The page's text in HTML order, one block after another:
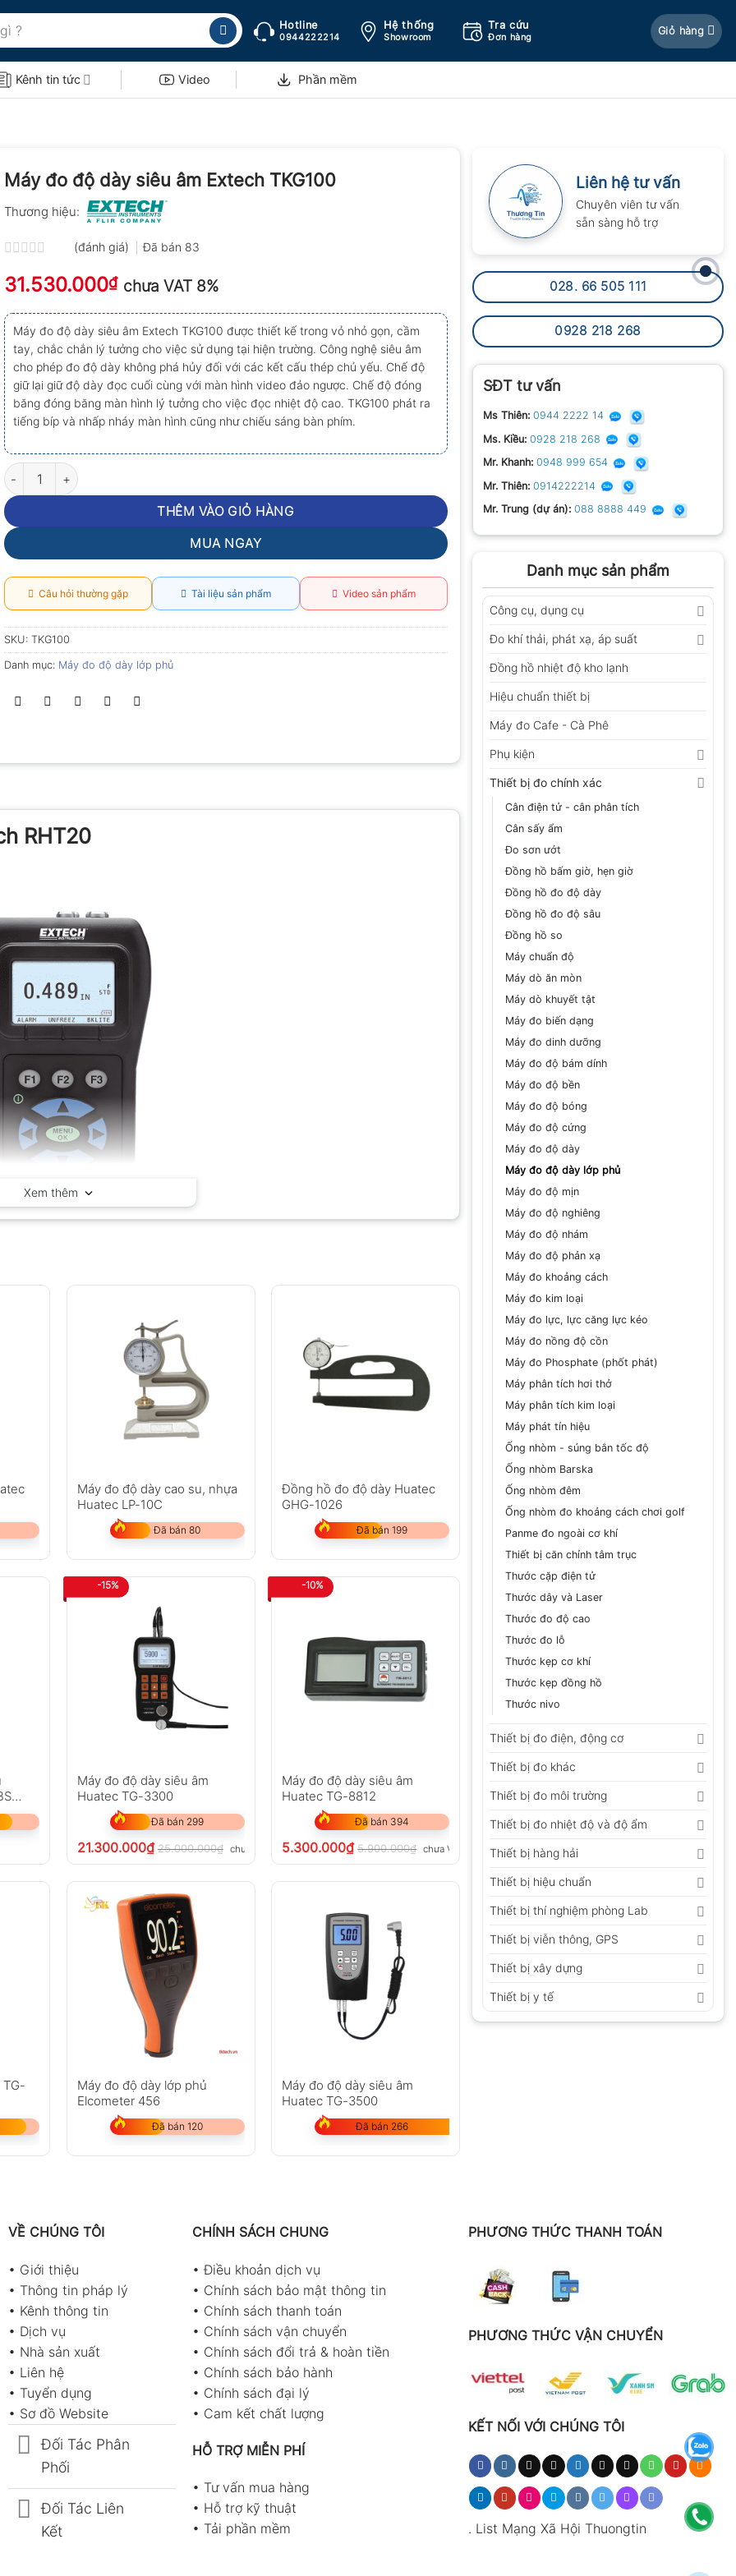
Hotline
0944222214
Hệ thống
Showroom
Tra cứu
Đơn hàng
Giỏ hàng
Kênh tin tức Video Phần mềm
Liên hệ tư vấn
Chuyên viên tư vấn
sẵn sàng hỗ trợ
028. 66 505 111
0928 218 268
SĐT tư vấn
Ms Thiên: 0944 2222 14
Ms. Kiều: 0928 218 268
Mr. Khanh: 0948 999 654
Mr. Thiên: 0914222214
Mr. Trung (dự án): 088 8888 449
Danh mục sản phẩm
Công cụ, dụng cụ
Đo khí thải, phát xạ, áp suất
Đồng hồ nhiệt độ kho lạnh
Hiệu chuẩn thiết bị
Máy đo Cafe - Cà Phê
Phụ kiện
Thiết bị đo chính xác
Cân điện tử - cân phân tích
Cân sấy ẩm
Đo sơn ướt
Đồng hồ bấm giờ, hẹn giờ
Đồng hồ đo độ dày
Đồng hồ đo độ sâu
Đồng hồ so
Máy chuẩn độ
Máy dò ăn mòn
Máy dò khuyết tật
Máy đo biến dạng
Máy đo dinh dưỡng
Máy đo độ bám dính
Máy đo độ bền
Máy đo độ bóng
Máy đo độ cứng
Máy đo độ dày
Máy đo độ dày lớp phủ
Máy đo độ mịn
Máy đo độ nghiêng
Máy đo độ nhám
Máy đo độ phản xạ
Máy đo khoảng cách
Máy đo kim loại
Máy đo lực, lực căng lực kéo
Máy đo nồng độ cồn
Máy đo Phosphate (phốt phát)
Máy phân tích hơi thở
Máy phân tích kim loại
Máy phát tín hiệu
Ống nhòm - súng bắn tốc độ
Ống nhòm Barska
Ống nhòm đêm
Ống nhòm đo khoảng cách chơi golf
Panme đo ngoài cơ khí
Thiết bị căn chỉnh tâm trục
Thước cặp điện tử
Thước dây và Laser
Thước đo độ cao
Thước đo lỗ
Thước kẹp cơ khí
Thước kẹp đồng hồ
Thước nivo
Thiết bị đo điện, động cơ
Thiết bị đo khác
Thiết bị đo môi trường
Thiết bị đo nhiệt độ và độ ẩm
Thiết bị hàng hải
Thiết bị hiệu chuẩn
Thiết bị thí nghiệm phòng Lab
Thiết bị viễn thông, GPS
Thiết bị xây dựng
Thiết bị y tế
Máy đo độ dày siêu âm Extech TKG100
Thương hiệu:
xếp
hạng
5
sao
(đánh giá) Đã bán 83
31.530.000₫ chưa VAT 8%
Máy đo độ dày siêu âm Extech TKG100 được thiết kế trong vỏ nhỏ gọn, cầm
tay, chắc chắn lý tưởng cho việc sử dụng tại hiện trường. Công nghệ siêu âm
cho phép đo độ dày không phá hủy đối với các kết cấu thép chủ yếu. Chế độ
giữ lại giữ độ dày đọc cuối cùng với màn hình video đảo ngược. Chế độ đóng
băng đóng băng màn hình lý tưởng cho việc đọc nhiệt độ cao. TKG100 phát ra
tiếng bíp và nhấp nháy màn hình cũng như chiếu sáng bàn phím.
Máy đo độ dày siêu âm Extech TKG100 số lượng
THÊM VÀO GIỎ HÀNG
MUA NGAY
Câu hỏi thường gặp Tài liệu sản phẩm Video sản phẩm
SKU: TKG100
Danh mục: Máy đo độ dày lớp phủ
RHT20
dày siêu âm Extech TKG100
nhiều doanh nghiệp ứng dụng tại kho hàng, xe vận chuyển, phòng
trữ tới 16.000 điểm dữ liệu nhiệt độ và 16.000 điểm dữ liệu độ ẩm,
môi trường một cách tự động và thuận tiện trong thời gian dài.
dữ liệu nhanh chóng giúp bộ ghi dữ liệu nhiệt độ độ ẩm Extech
phẩm, thực phẩm và phòng thí nghiệm. Màn hình LCD tích hợp trên
vi khác
(20 đến 40% và 60 đến 80%), ±5%RH (0 đến 20% và 80 đến 100%)
Xem thêm
Máy đo độ dày cao su, nhựa
Huatec LP-10C
Đã bán 80
Đồng hồ đo độ dày Huatec
GHG-1026
Đã bán 199
-15%
Máy đo độ dày siêu âm
Huatec TG-3300
Đã bán 299
21.300.000₫ 25.000.000₫ chưa VAT 8%
-10%
Máy đo độ dày siêu âm
Huatec TG-8812
Đã bán 394
5.300.000₫ 5.900.000₫ chưa VAT 8%
TG-
Máy đo độ dày lớp phủ
Elcometer 456
Đã bán 120
Máy đo độ dày siêu âm
Huatec TG-3500
Đã bán 266
VỀ CHÚNG TÔI
• Giới thiệu
• Thông tin pháp lý
• Kênh thông tin
• Dịch vụ
• Nhà sản xuất
• Liên hệ
• Tuyển dụng
• Sơ đồ Website
Đối Tác Phân
Phối
Đối Tác Liên
Kết
CHÍNH SÁCH CHUNG
•Điều khoản dịch vụ
• Chính sách bảo mật thông tin
• Chính sách thanh toán
• Chính sách vận chuyển
• Chính sách đổi trả & hoàn tiền
• Chính sách bảo hành
• Chính sách đại lý
• Cam kết chất lượng
HỖ TRỢ MIỄN PHÍ
• Tư vấn mua hàng
• Hỗ trợ kỹ thuật
• Tải phần mềm
PHƯƠNG THỨC THANH TOÁN
PHƯƠNG THỨC VẬN CHUYỂN
KẾT NỐI VỚI CHÚNG TÔI
. List Mạng Xã Hội Thuongtin